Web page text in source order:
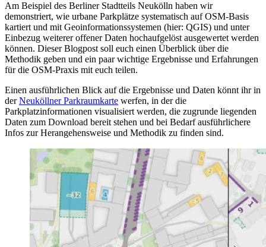
Am Beispiel des Berliner Stadtteils Neukölln haben wir
demonstriert, wie urbane Parkplätze systematisch auf OSM-Basis
kartiert und mit Geoinformationssystemen (hier: QGIS) und unter
Einbezug weiterer offener Daten hochaufgelöst ausgewertet werden
können. Dieser Blogpost soll euch einen Überblick über die
Methodik geben und ein paar wichtige Ergebnisse und Erfahrungen
für die OSM-Praxis mit euch teilen.
Einen ausführlichen Blick auf die Ergebnisse und Daten könnt ihr in
derNeuköllner Parkraumkarte werfen, in der die
Parkplatzinformationen visualisiert werden, die zugrunde liegenden
Daten zum Download bereit stehen und bei Bedarf ausführlichere
Infos zur Herangehensweise und Methodik zu finden sind.